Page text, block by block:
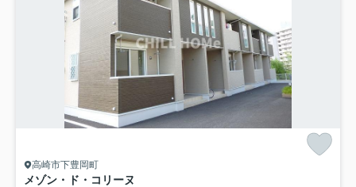
高崎市下豊岡町
メゾン・ド・コリーヌ